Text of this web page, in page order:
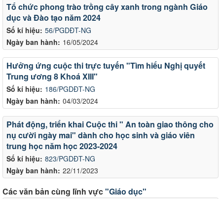
Số kí hiệu: 56/PGDĐT-NG
Ngày ban hành: 16/05/2024
Tổ chức phong trào trồng cây xanh trong ngành Giáo
dục và Đào tạo năm 2024
Số kí hiệu: 186/PGDĐT-NG
Ngày ban hành: 04/03/2024
Hưởng ứng cuộc thi trực tuyến "Tìm hiểu Nghị quyết
Trung ương 8 Khoá XIII"
Số kí hiệu: 823/PGDĐT-NG
Ngày ban hành: 22/11/2023
Phát động, triển khai Cuộc thi " An toàn giao thông cho
nụ cười ngày mai" dành cho học sinh và giáo viên
trung học năm học 2023-2024
Các văn bản cùng lĩnh vực"Giáo dục"